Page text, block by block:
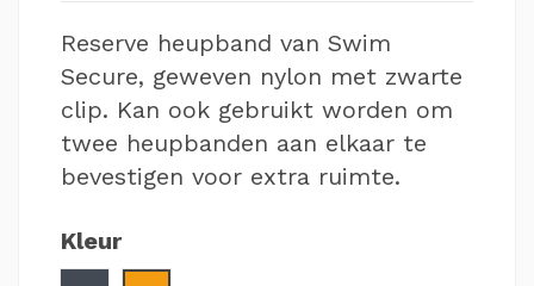
Reserve heupband van Swim
Secure, geweven nylon met zwarte
clip. Kan ook gebruikt worden om
twee heupbanden aan elkaar te
bevestigen voor extra ruimte.
Kleur